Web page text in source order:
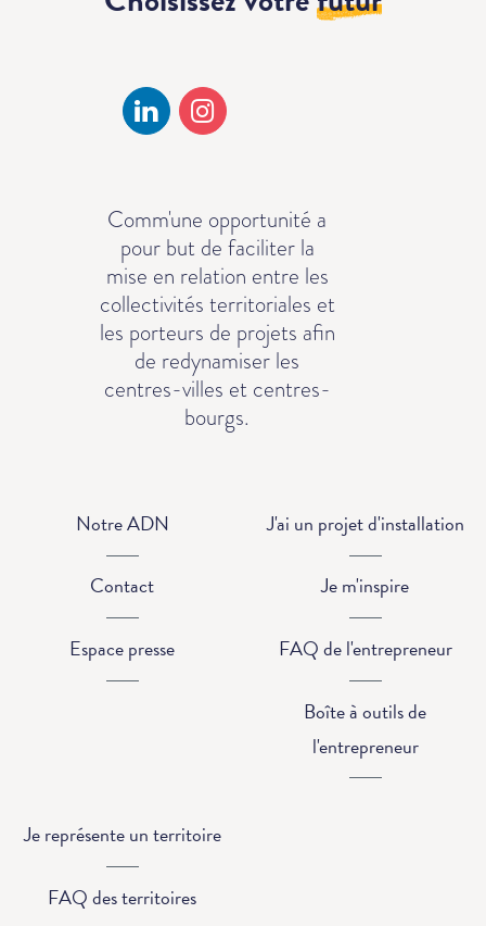
Comm'une opportunité a
pour but de faciliter la
mise en relation entre les
collectivités territoriales et
les porteurs de projets afin
de redynamiser les
centres-villes et centres-
bourgs.
Notre ADN
Contact
Espace presse
J'ai un projet d'installation
Je m'inspire
FAQ de l'entrepreneur
Boîte à outils de
l'entrepreneur
Je représente un territoire
FAQ des territoires